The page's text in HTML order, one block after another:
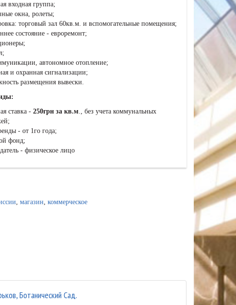
входная группа;
окна, ролеты;
торговый зал 60кв.м. и вспомогательные помещения;
состояние - евроремонт;
автономное отопление;
и охранная сигнализации;
размещения вывески.
ставка - 250грн за кв.м., без учета коммунальных
- от 1го года;
фонд;
- физическое лицо
, магазин, коммерческое
Ботанический Сад.